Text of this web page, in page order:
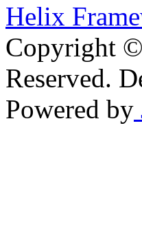
Helix
Copyright
Reserved.
Powered by